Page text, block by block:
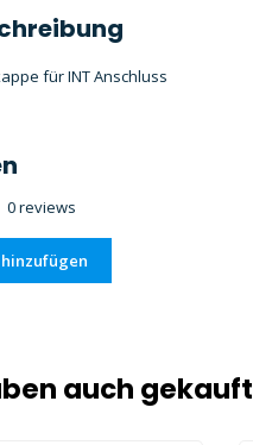
für INT Anschluss
0 reviews
auch gekauft